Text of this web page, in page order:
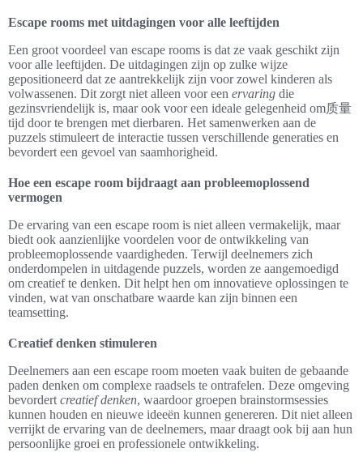
Escape rooms met uitdagingen voor alle leeftijden
Een groot voordeel van escape rooms is dat ze vaak geschikt zijn
voor alle leeftijden. De uitdagingen zijn op zulke wijze
gepositioneerd dat ze aantrekkelijk zijn voor zowel kinderen als
volwassenen. Dit zorgt niet alleen voor een ervaring die
gezinsvriendelijk is, maar ook voor een ideale gelegenheid om质量
tijd door te brengen met dierbaren. Het samenwerken aan de
puzzels stimuleert de interactie tussen verschillende generaties en
bevordert een gevoel van saamhorigheid.
Hoe een escape room bijdraagt aan probleemoplossend
vermogen
De ervaring van een escape room is niet alleen vermakelijk, maar
biedt ook aanzienlijke voordelen voor de ontwikkeling van
probleemoplossende vaardigheden. Terwijl deelnemers zich
onderdompelen in uitdagende puzzels, worden ze aangemoedigd
om creatief te denken. Dit helpt hen om innovatieve oplossingen te
vinden, wat van onschatbare waarde kan zijn binnen een
teamsetting.
Creatief denken stimuleren
Deelnemers aan een escape room moeten vaak buiten de gebaande
paden denken om complexe raadsels te ontrafelen. Deze omgeving
bevordert creatief denken, waardoor groepen brainstormsessies
kunnen houden en nieuwe ideeën kunnen genereren. Dit niet alleen
verrijkt de ervaring van de deelnemers, maar draagt ook bij aan hun
persoonlijke groei en professionele ontwikkeling.